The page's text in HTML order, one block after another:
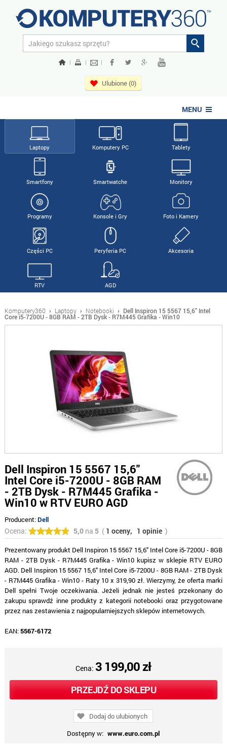
| | |
Ulubione (0)
MENU
Laptopy Komputery PC Tablety
Smartfony Smartwatche Monitory
Programy Konsole i Gry Foto i Kamery
Części PC Peryferia PC Akcesoria
RTV AGD
Komputery360 › Laptopy › Notebooki › Dell Inspiron 15 5567 15,6" Intel
Core i5-7200U - 8GB RAM - 2TB Dysk - R7M445 Grafika - Win10
Dell Inspiron 15 5567 15,6"
Intel Core i5-7200U - 8GB RAM
- 2TB Dysk - R7M445 Grafika -
Win10 w RTV EURO AGD
Producent:Dell
Ocena: 5,0na 5( 1 oceny, 1 opinie )
Prezentowany produkt Dell Inspiron 15 5567 15,6" Intel Core i5-7200U - 8GB
RAM - 2TB Dysk - R7M445 Grafika - Win10 kupisz w sklepie RTV EURO
AGD. Dell Inspiron 15 5567 15,6" Intel Core i5-7200U - 8GB RAM - 2TB Dysk
- R7M445 Grafika - Win10 - Raty 10 x 319,90 zł. Wierzymy, że oferta marki
Dell spełni Twoje oczekiwania. Jeżeli jednak nie jesteś przekonany do
zakupu sprawdź inne produkty z kategorii notebooki oraz przygotowane
przez nas zestawienia z najpopularniejszych sklepów internetowych.
EAN:5567-6172
Cena:3 199,00 zł
PRZEJDŹ DO SKLEPU
Dodaj do ulubionych
Dostępny w: www.euro.com.pl